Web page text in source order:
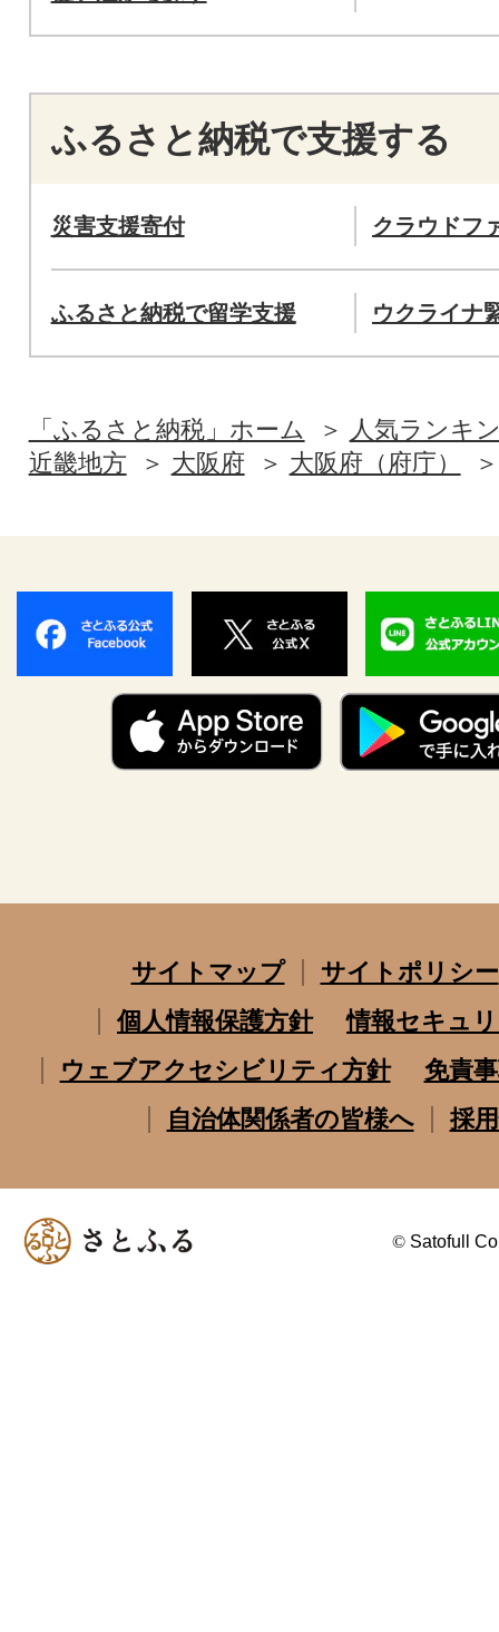
ふるさと納税で支援する
災害支援寄付 クラウドフ
ふるさと納税で留学支援 ウクライナ
「ふるさと納税」ホーム
人気ランキ
近畿地方
大阪府 大阪府（府庁）
サイトマップ
サイトポリシー
個人情報保護方針
情報セキュ
ウェブアクセシビリティ方針
免責
自治体関係者の皆様へ
採
© Satofull